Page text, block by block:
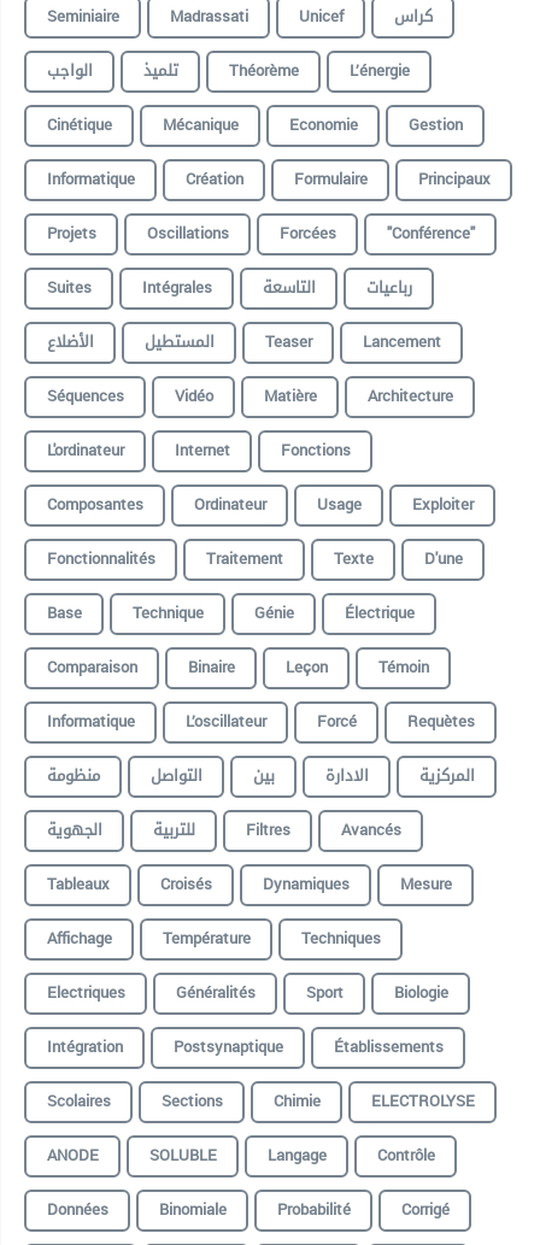
Seminiaire
Madrassati Unicef
كراس
الواجب
تلميذ Théorème
L’énergie
Cinétique
Mécanique Economie
Gestion
Informatique
Création Formulaire
Principaux
Projets
Oscillations Forcées
"conférence"
Suites
Intégrales التاسعة
رباعيات
الأضلاع
المستطيل Teaser
Lancement
Séquences
Vidéo Matière
Architecture
L'ordinateur
Internet
Fonctions
Composantes
Ordinateur Usage
Exploiter
Fonctionnalités
Traitement Texte
D'une
Base
Technique Génie
Électrique
Comparaison
Binaire Leçon
Témoin
Informatique
L’oscillateur Forcé
Requètes
منظومة
التواصل بين الادارة
المركزية
الجهوية
للتربية Filtres
Avancés
Tableaux
Croisés Dynamiques
Mesure
Affichage
Température
Techniques
Electriques
Généralités Sport
Biologie
Intégration
Postsynaptique
Établissements
Scolaires
Sections Chimie
ELECTROLYSE
ANODE
SOLUBLE Langage
Contrôle
Données
Binomiale Probabilité
Corrigé